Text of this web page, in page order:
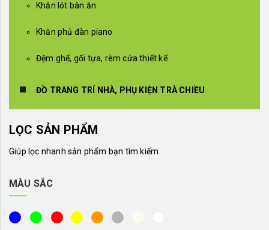
Khăn lót bàn ăn
Khăn phủ đàn piano
Đệm ghế, gối tựa, rèm cửa thiết kế
ĐỒ TRANG TRÍ NHÀ, PHỤ KIỆN TRÀ CHIỀU
LỌC SẢN PHẨM
Giúp lọc nhanh sản phẩm bạn tìm kiếm
MÀU SẮC